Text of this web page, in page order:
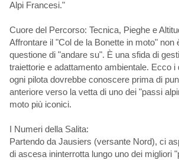
Alpi Francesi."
Cuore del Percorso: Tecnica, Pieghe e
Affrontare il "Col de la Bonette in moto" non
questione di "andare su". È una sfida di
traiettorie e adattamento ambientale. Ecco i
ogni pilota dovrebbe conoscere prima di
anteriore verso la vetta di uno dei "passi
moto più iconici.
I Numeri della Salita:
Partendo da Jausiers (versante Nord), ci
di ascesa ininterrotta lungo uno dei migliori